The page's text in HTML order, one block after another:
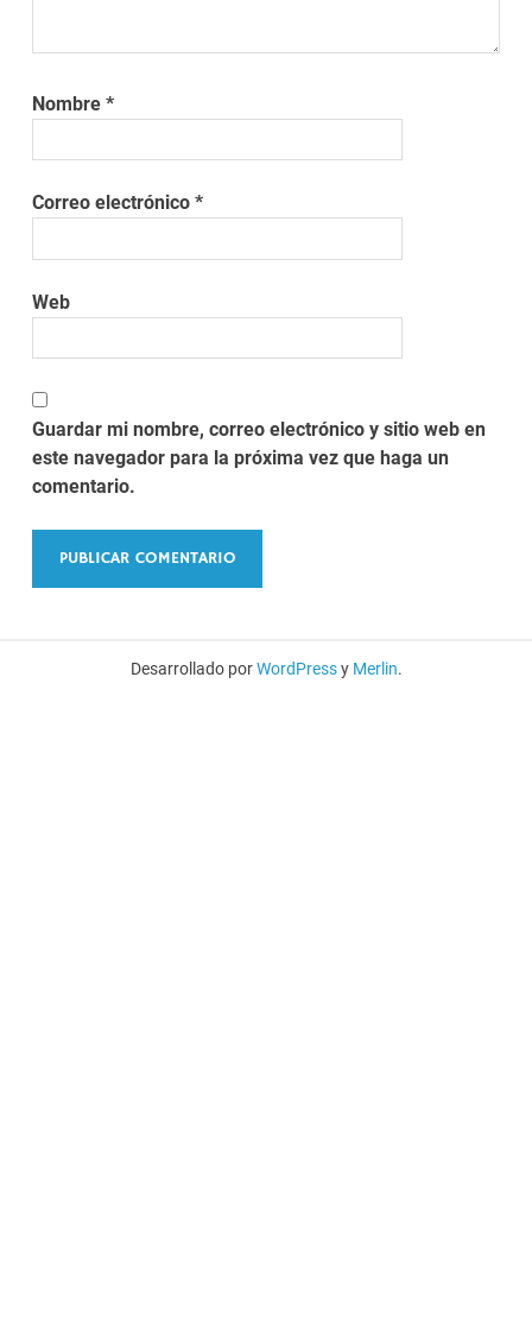
Nombre*
Correo electrónico*
Web
Guardar mi nombre, correo electrónico y sitio web en
este navegador para la próxima vez que haga un
comentario.
Desarrollado porWordPressy Merlin.